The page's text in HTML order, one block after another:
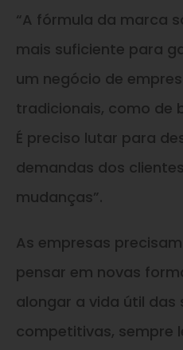
“A fórmula da marca
mais suficiente para
um negócio de
tradicionais, como de
É preciso lutar para
demandas dos
mudanças”.
As empresas
pensar em novas
alongar a vida útil das
competitivas, sempre